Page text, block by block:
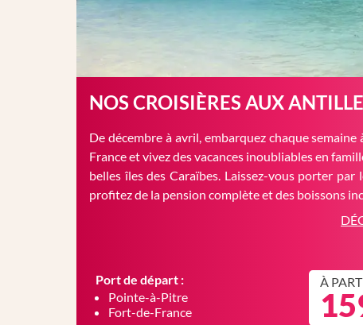
NOS CROISIÈRES AUX
De décembre à avril, embarquez chaque
France et vivez des vacances inoubliables en
belles îles des Caraïbes. Laissez-vous porter
profitez de la pension complète et des boissons
Port de départ :
Pointe-à-Pitre
Fort-de-France
À